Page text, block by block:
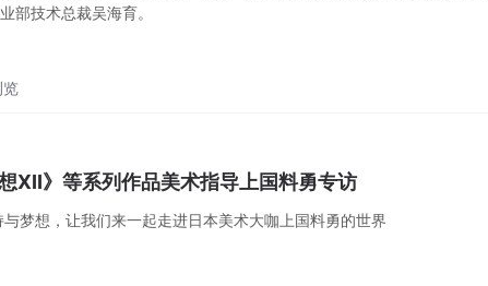
部技术总裁吴海育。
览
想XII》等系列作品美术指导上国料勇专访
梦想，让我们来一起走进日本美术大咖上国料勇的世界